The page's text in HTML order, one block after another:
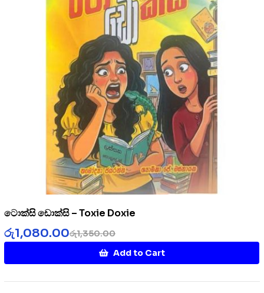
ටොක්සි ඩොක්සි – Toxie Doxie
රු1,350.00
රු1,080.00
Add to Cart